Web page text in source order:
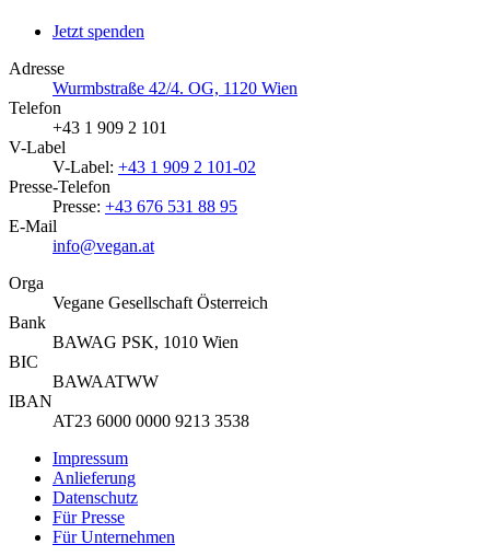
Jetzt spenden
Adresse
Wurmbstraße 42/4. OG, 1120 Wien
Telefon
+43 1 909 2 101
V-Label
V-Label: +43 1 909 2 101-02
Presse-Telefon
Presse: +43 676 531 88 95
E-Mail
info@vegan.at
Orga
Vegane Gesellschaft Österreich
Bank
BAWAG PSK, 1010 Wien
BIC
BAWAATWW
IBAN
AT23 6000 0000 9213 3538
Impressum
Anlieferung
Datenschutz
Für Presse
Für Unternehmen